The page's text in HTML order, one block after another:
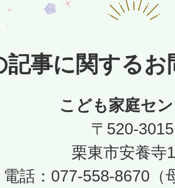
記事に関するお
こども家庭セ
〒520-3015
栗東市安養寺
電話：077-558-8670（